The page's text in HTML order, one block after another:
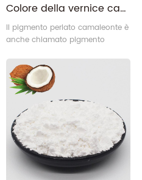
Colore della vernice camaleonte che cambia colore in polvere di pigmenti perlati
Il pigmento perlato camaleonte è
anche chiamato pigmento